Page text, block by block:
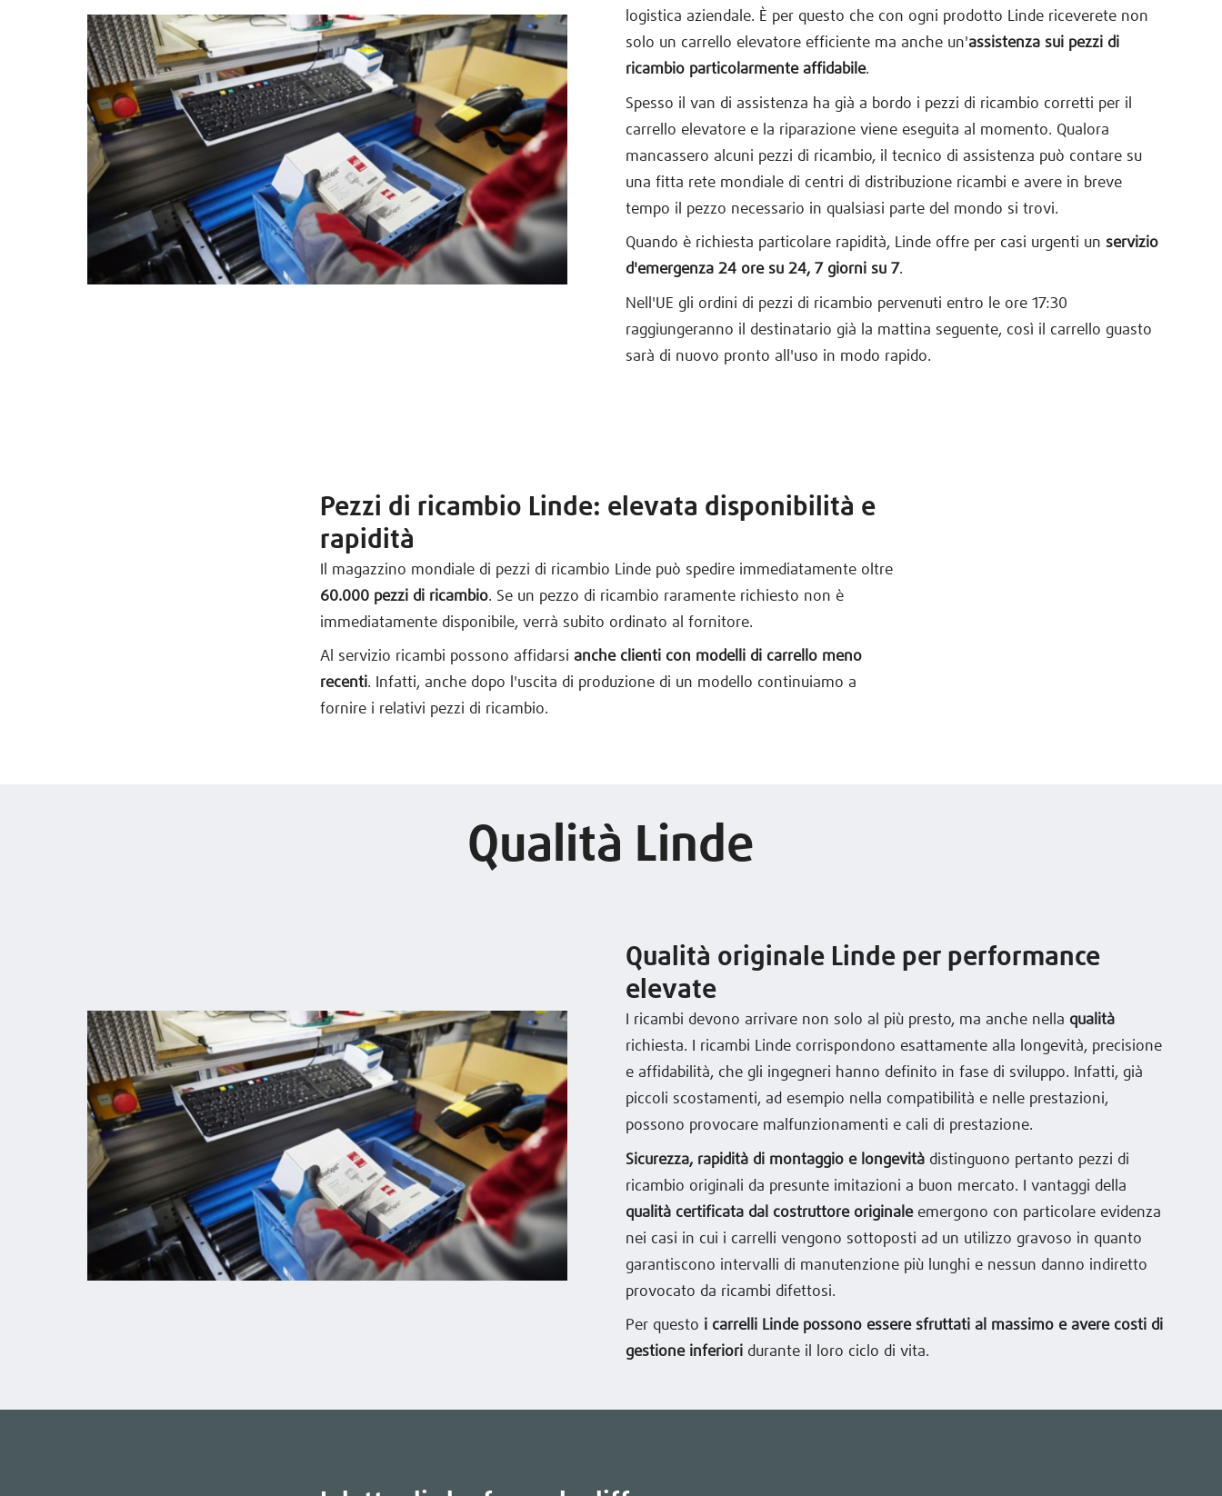
logistica aziendale. È per questo che con ogni prodotto Linde riceverete non
solo un carrello elevatore efficiente ma anche un'assistenza sui pezzi di
ricambio particolarmente affidabile.
Spesso il van di assistenza ha già a bordo i pezzi di ricambio corretti per il
carrello elevatore e la riparazione viene eseguita al momento. Qualora
mancassero alcuni pezzi di ricambio, il tecnico di assistenza può contare su
una fitta rete mondiale di centri di distribuzione ricambi e avere in breve
tempo il pezzo necessario in qualsiasi parte del mondo si trovi.
Quando è richiesta particolare rapidità, Linde offre per casi urgenti un servizio
d'emergenza 24 ore su 24, 7 giorni su 7.
Nell'UE gli ordini di pezzi di ricambio pervenuti entro le ore 17:30
raggiungeranno il destinatario già la mattina seguente, così il carrello guasto
sarà di nuovo pronto all'uso in modo rapido.
Pezzi di ricambio Linde: elevata disponibilità e
rapidità
Il magazzino mondiale di pezzi di ricambio Linde può spedire immediatamente oltre
60.000 pezzi di ricambio. Se un pezzo di ricambio raramente richiesto non è
immediatamente disponibile, verrà subito ordinato al fornitore.
Al servizio ricambi possono affidarsi anche clienti con modelli di carrello meno
recenti. Infatti, anche dopo l'uscita di produzione di un modello continuiamo a
fornire i relativi pezzi di ricambio.
Qualità Linde
Qualità originale Linde per performance
elevate
I ricambi devono arrivare non solo al più presto, ma anche nella qualità
richiesta. I ricambi Linde corrispondono esattamente alla longevità, precisione
e affidabilità, che gli ingegneri hanno definito in fase di sviluppo. Infatti, già
piccoli scostamenti, ad esempio nella compatibilità e nelle prestazioni,
possono provocare malfunzionamenti e cali di prestazione.
Sicurezza, rapidità di montaggio e longevità distinguono pertanto pezzi di
ricambio originali da presunte imitazioni a buon mercato. I vantaggi della
qualità certificata dal costruttore originaleemergono con particolare evidenza
nei casi in cui i carrelli vengono sottoposti ad un utilizzo gravoso in quanto
garantiscono intervalli di manutenzione più lunghi e nessun danno indiretto
provocato da ricambi difettosi.
Per questo i carrelli Linde possono essere sfruttati al massimo e avere costi di
gestione inferiori durante il loro ciclo di vita.